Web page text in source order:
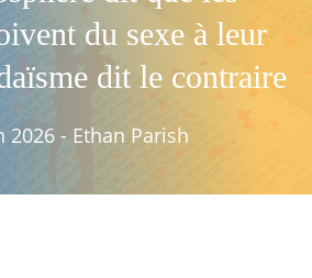
du sexe à leur
dit le contraire
2026 - Ethan Parish